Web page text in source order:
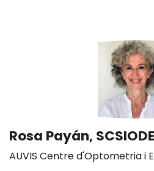
Rosa Payán,
AUVIS Centre d'Optometria i